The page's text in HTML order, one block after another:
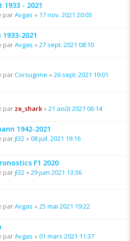
- 2021
parAvgas « 17 nov. 2021 20:03
2021
parAvgas « 27 sept. 2021 08:10
parCorsugone « 26 sept. 2021 19:01
par ze_shark« 21 août 2021 06:14
1942-2021
parjl32 « 08 juil. 2021 19:16
F1 2020
parjl32 « 29 juin 2021 13:36
parAvgas « 25 mai 2021 19:22
parAvgas « 01 mars 2021 11:37